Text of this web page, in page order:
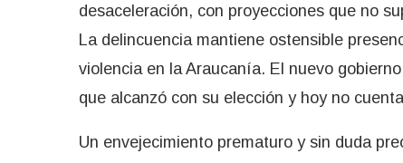
desaceleración, con proyecciones que no
La delincuencia mantiene ostensible
violencia en la Araucanía. El nuevo
que alcanzó con su elección y hoy no
Un envejecimiento prematuro y sin duda